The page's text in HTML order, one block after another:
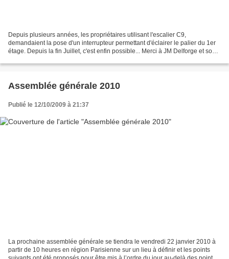
Depuis plusieurs années, les propriétaires utilisant l'escalier C9,
demandaient la pose d'un interrupteur permettant d'éclairer le palier du 1er
étage. Depuis la fin Juillet, c'est enfin possible... Merci à JM Delforge et son
Assemblée générale 2010
Publié le 12/10/2009 à 21:37
La prochaine assemblée générale se tiendra le vendredi 22 janvier 2010 à
partir de 10 heures en région Parisienne sur un lieu à définir et les points